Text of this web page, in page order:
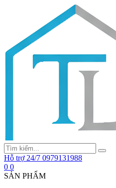
Hỗ trợ 24/7 0979131988
0 0
SẢN PHẨM